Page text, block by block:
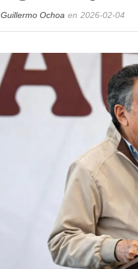
Guillermo Ochoa en 2026-02-04